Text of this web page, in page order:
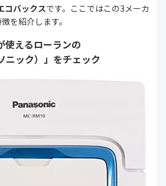
コバックスです。ここではこの3メーカ
を紹介します。
使えるローランの
ニック）」をチェック